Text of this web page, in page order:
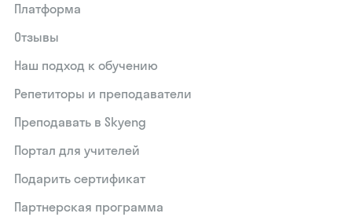
Платформа
Отзывы
Наш подход к обучению
Репетиторы и преподаватели
Преподавать в Skyeng
Портал для учителей
Подарить сертификат
Партнерская программа